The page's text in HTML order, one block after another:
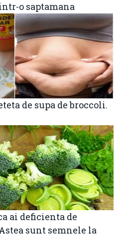
o saptamana
de supa de broccoli.
ai deficienta de
sunt semnele la